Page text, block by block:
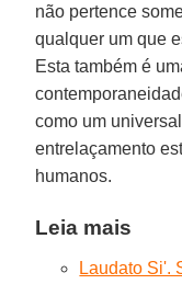
não pertence
qualquer um que
Esta também é
como um
entrelaçamento
humanos.
Leia mais
Laudato Si'.